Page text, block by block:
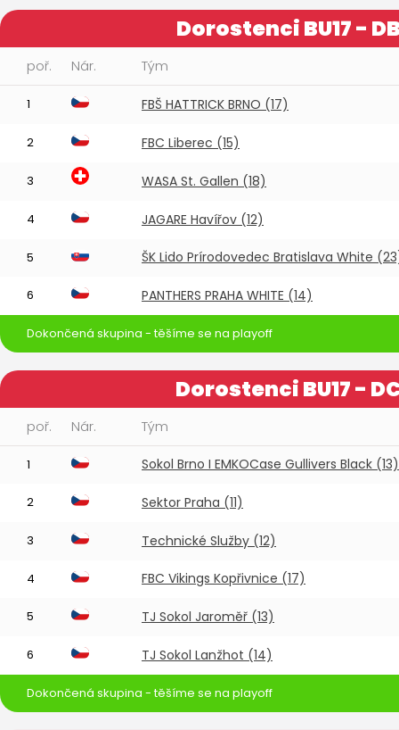
Dorostenci BU17 -
poř. Nár. Tým
1 FBŠ HATTRICK BRNO (17)
2 FBC Liberec (15)
3 WASA St. Gallen (18)
4 JAGARE Havířov (12)
5 ŠK Lido Prírodovedec Bratislava White
6 PANTHERS PRAHA WHITE (14)
Dokončená skupina - těšíme se na playoff
Dorostenci BU17 -
poř. Nár. Tým
1 Sokol Brno I EMKOCase Gullivers Black (13)
2 Sektor Praha (11)
3 Technické Služby (12)
4 FBC Vikings Kopřivnice (17)
5 TJ Sokol Jaroměř (13)
6 TJ Sokol Lanžhot (14)
Dokončená skupina - těšíme se na playoff